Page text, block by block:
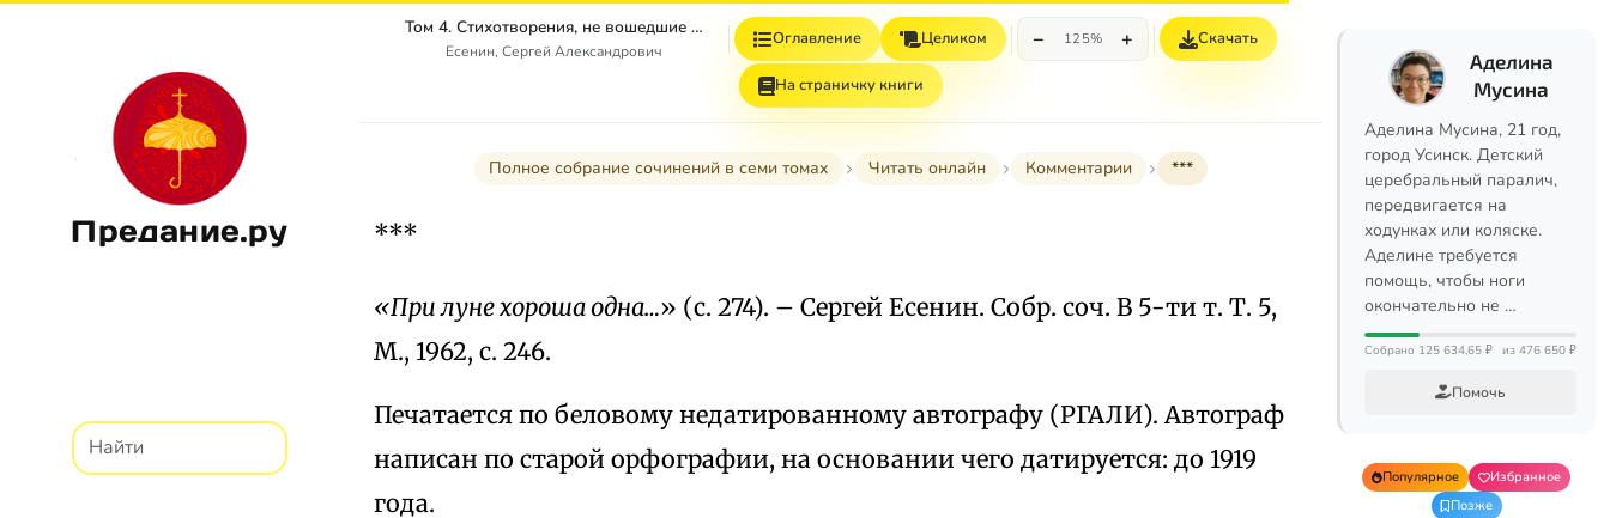
Предание.ру
Том 4. Стихотворения, не вошедшие в Собрание сочинений
Есенин, Сергей Александрович
Оглавление Целиком − 125% + Скачать
На страничку книги
Полное собрание сочинений в семи томах Читать онлайн Комментарии ***
***
«При луне хороша одна…» (с. 274). – Сергей Есенин. Собр. соч. В 5-ти т. Т. 5,
М., 1962, с. 246.
Печатается по беловому недатированному автографу (РГАЛИ). Автограф
написан по старой орфографии, на основании чего датируется: до 1919
года.
Аделина
Мусина
Аделина Мусина, 21 год,
город Усинск. Детский
церебральный паралич,
передвигается на
ходунках или коляске.
Аделине требуется
помощь, чтобы ноги
окончательно не …
Собрано 125 634,65 ₽ из 476 650 ₽
Помочь
Популярное
Избранное
Позже